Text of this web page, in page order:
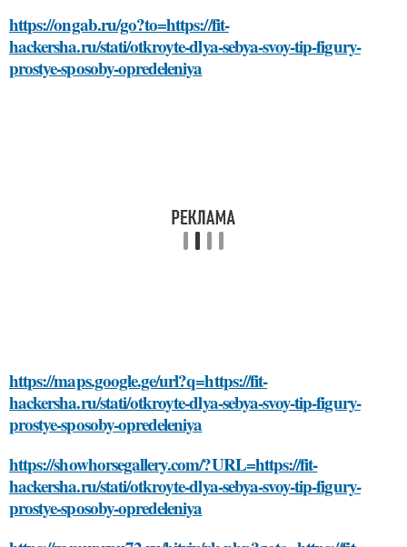
https://ongab.ru/go?to=https://fit-
hackersha.ru/stati/otkroyte-dlya-sebya-svoy-tip-figury-
prostye-sposoby-opredeleniya
https://maps.google.ge/url?q=https://fit-
hackersha.ru/stati/otkroyte-dlya-sebya-svoy-tip-figury-
prostye-sposoby-opredeleniya
https://showhorsegallery.com/?URL=https://fit-
hackersha.ru/stati/otkroyte-dlya-sebya-svoy-tip-figury-
prostye-sposoby-opredeleniya